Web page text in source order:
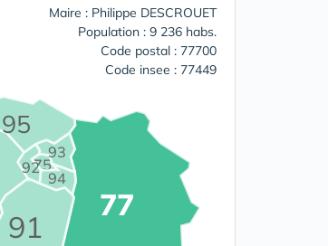
Maire : Philippe DESCROUET
Population : 9 236 habs.
Code postal : 77700
Code insee : 77449
75
77
91
92
93
94
95